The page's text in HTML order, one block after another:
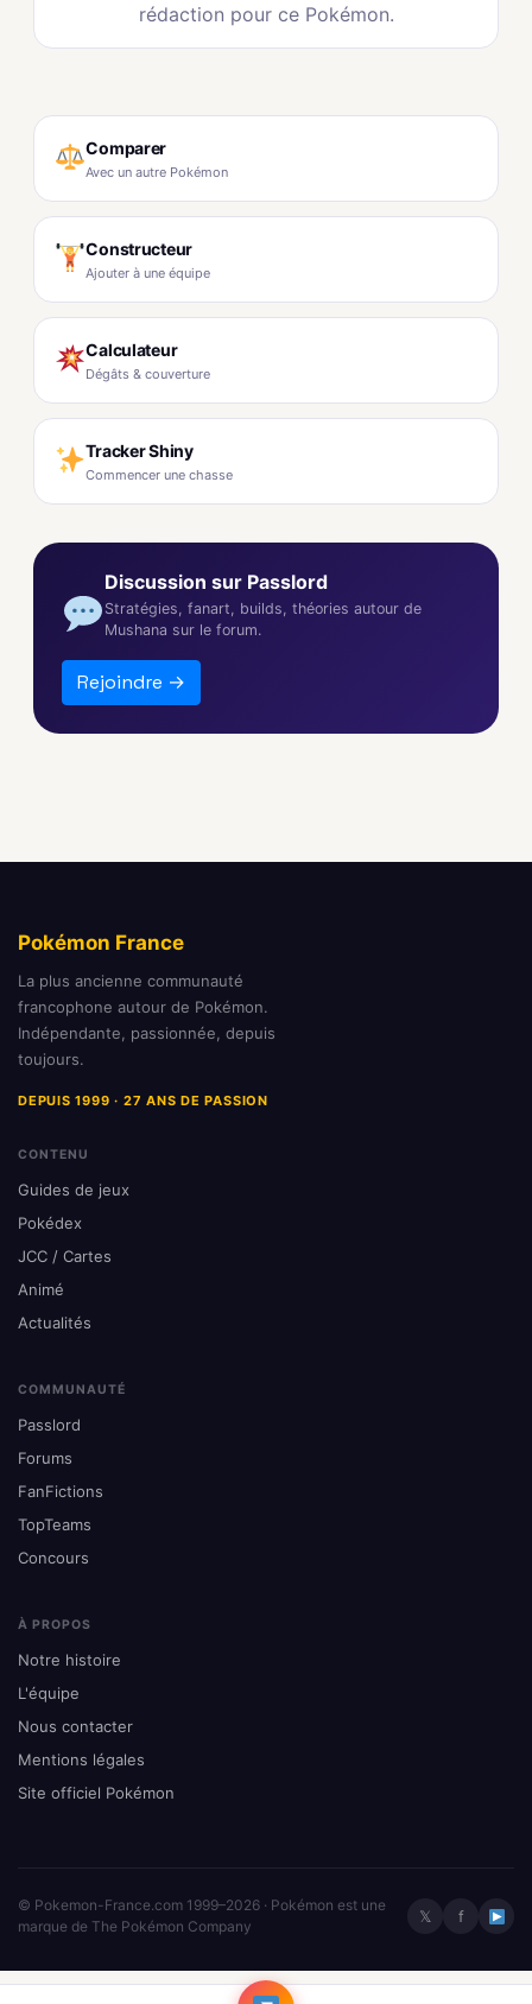
rédaction pour ce Pokémon.
Comparer
Avec un autre Pokémon
Constructeur
Ajouter à une équipe
Calculateur
Dégâts & couverture
Tracker Shiny
Commencer une chasse
Discussion sur Passlord
Stratégies, fanart, builds, théories autour de
Mushana sur le forum.
Rejoindre →
Pokémon France
La plus ancienne communauté
francophone autour de Pokémon.
Indépendante, passionnée, depuis
toujours.
DEPUIS 1999 · 27 ANS DE PASSION
CONTENU
Guides de jeux
Pokédex
JCC / Cartes
Animé
Actualités
COMMUNAUTÉ
Passlord
Forums
FanFictions
TopTeams
Concours
À PROPOS
Notre histoire
L'équipe
Nous contacter
Mentions légales
Site officiel Pokémon
© Pokemon-France.com 1999–2026 · Pokémon est une
marque de The Pokémon Company
𝕏 f